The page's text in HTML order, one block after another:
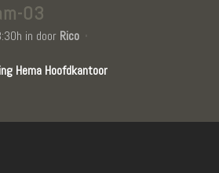
03
in door Rico